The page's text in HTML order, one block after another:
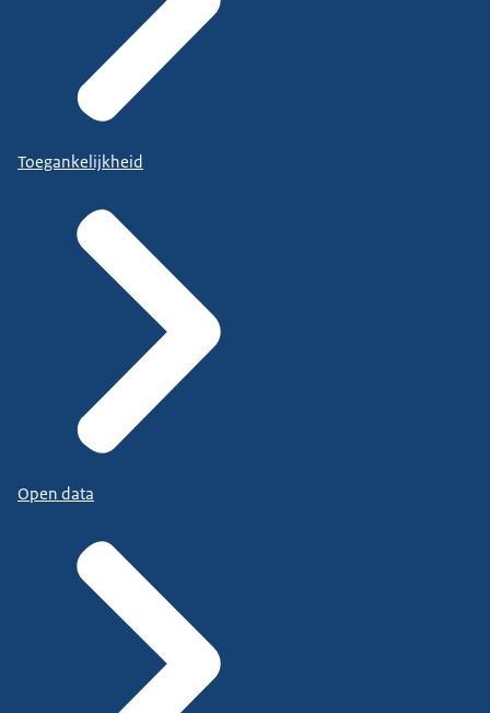
Toegankelijkheid
Open data